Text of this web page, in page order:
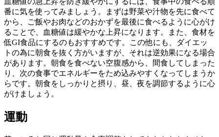
番に気を使ってみましょう。まずは野菜や汁物を先に食べて
から、ご飯やお肉などのおかずを最後に食べるように心がけ
ることで、血糖値は緩やかな上昇になります。また、食材を
低GI食品にするのもおすすめです。この他にも、ダイエッ
トの為に朝食を抜く方がいますが、それは逆効果になる場合
があります。朝食を食べない空腹感から、間食してしまった
り、次の食事でエネルギーをため込みやすくなってしまうか
らです。朝食をしっかりと摂り、昼、夜を調節するように心
がけましょう。
運動